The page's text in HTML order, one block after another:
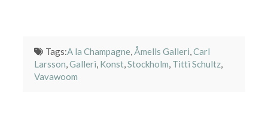
Tags:A la Champagne,Åmells Galleri,Carl
Larsson,Galleri, Konst,Stockholm, Titti Schultz,
Vavawoom